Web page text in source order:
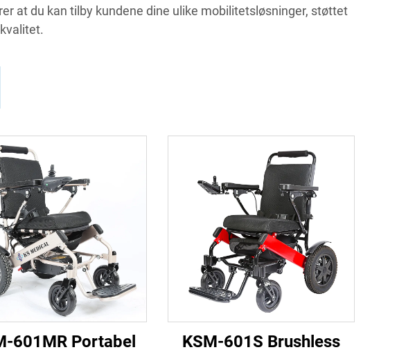
at du kan tilby kundene dine ulike mobilitetsløsninger, støttet
601MR Portabel
KSM-601S Brushless